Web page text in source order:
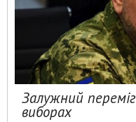
Залужний
виборах